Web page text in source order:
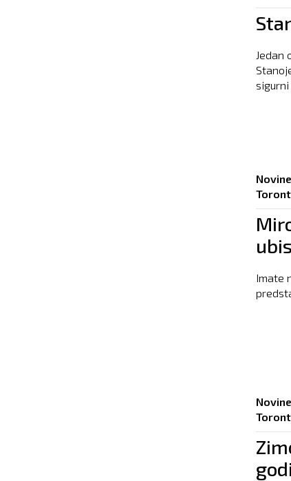
Jedan
sigurni
Imate